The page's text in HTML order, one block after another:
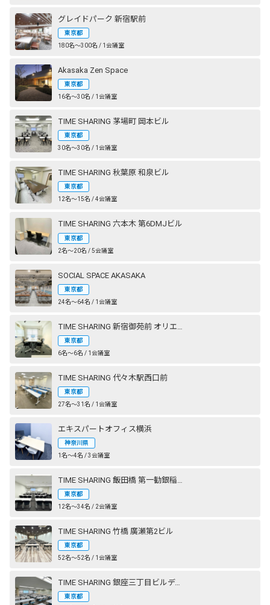
グレイドパーク 新宿駅前
東京都
180名〜300名 / 1会議室
Akasaka Zen Space
東京都
16名〜30名 / 1会議室
TIME SHARING 茅場町 岡本ビル
東京都
30名〜30名 / 1会議室
TIME SHARING 秋葉原 和泉ビル
東京都
12名〜15名 / 4会議室
TIME SHARING 六本木 第6DMJビル
東京都
2名〜20名 / 5会議室
SOCIAL SPACE AKASAKA
東京都
24名〜64名 / 1会議室
東京都
6名〜6名 / 1会議室
TIME SHARING 代々木駅西口前
東京都
27名〜31名 / 1会議室
エキスパートオフィス横浜
神奈川県
1名〜4名 / 3会議室
東京都
12名〜34名 / 2会議室
TIME SHARING 竹橋 廣瀬第2ビル
東京都
52名〜52名 / 1会議室
TIME SHARING 銀座三丁目ビルディング
東京都